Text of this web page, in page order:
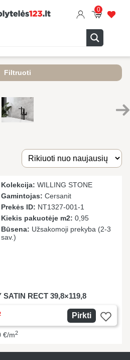
0
Filtruoti
Kolekcija: WILLING STONE
Gamintojas: Cersanit
Prekės ID: NT1327-001-1
Kiekis pakuotėje m2: 0,95
Būsena: Užsakomoji prekyba (2-3
sav.)
RECT 39,8×119,8
Pirkti
€/m2